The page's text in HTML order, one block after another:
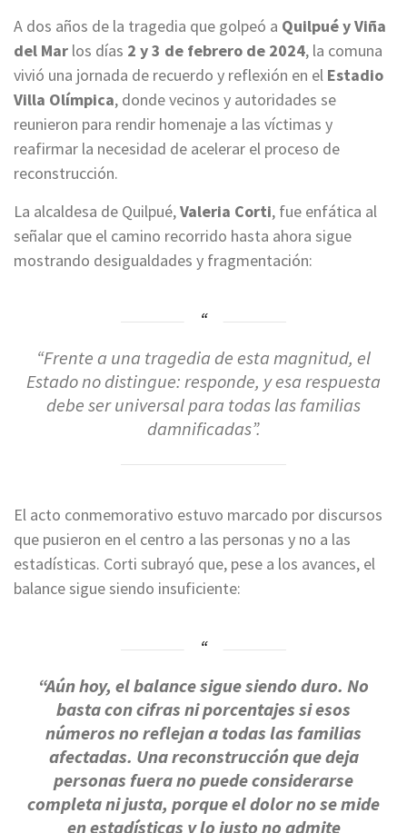
A dos años de la tragedia que golpeó a Quilpué y Viña
del Mar los días 2 y 3 de febrero de 2024, la comuna
vivió una jornada de recuerdo y reflexión en el Estadio
Villa Olímpica, donde vecinos y autoridades se
reunieron para rendir homenaje a las víctimas y
reafirmar la necesidad de acelerar el proceso de
reconstrucción.
La alcaldesa de Quilpué,Valeria Corti, fue enfática al
señalar que el camino recorrido hasta ahora sigue
mostrando desigualdades y fragmentación:
“Frente a una tragedia de esta magnitud, el
Estado no distingue: responde, y esa respuesta
debe ser universal para todas las familias
damnificadas”.
El acto conmemorativo estuvo marcado por discursos
que pusieron en el centro a las personas y no a las
estadísticas. Corti subrayó que, pese a los avances, el
balance sigue siendo insuficiente:
“Aún hoy, el balance sigue siendo duro. No
basta con cifras ni porcentajes si esos
números no reflejan a todas las familias
afectadas. Una reconstrucción que deja
personas fuera no puede considerarse
completa ni justa, porque el dolor no se mide
en estadísticas y lo justo no admite